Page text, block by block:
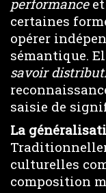
performanceet
certaines
opérer
sémantique.
savoir
saisie de
La
culturelles
composition